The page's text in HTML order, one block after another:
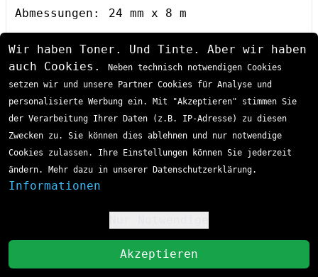
Abmessungen:
24 mm x 8 m
EAN / GTIN:
4977766684736
Produkttyp:
P-Touch Farbband
Passende Drucker:
BrotherP-Touch
Beschriftungsgerät
P-Touch
9500 PC
P-Touch9700 PC
P-Touch9800 PCN
P-Touch RL 700 S
Das Brother HGE-M951V5 P-Touch Farbband ist ein
professionelle Beschriftungslösungen für
industrielle Anwendungen und wird im praktischen
Sofort lieferbar
98,45 €
In den Einkaufswagen
Wir haben Toner. Und Tinte. Aber wir haben
auch Cookies.
Neben technisch notwendigen Cookies
setzen wir und unsere Partner Cookies für Analyse und
personalisierte Werbung ein. Mit "Akzeptieren" stimmen Sie
der Verarbeitung Ihrer Daten (z.B. IP-Adresse) zu diesen
Zwecken zu. Sie können dies ablehnen und nur notwendige
Cookies zulassen. Ihre Einstellungen können Sie jederzeit
ändern. Mehr dazu in unserer Datenschutzerklärung.
Informationen
Akzeptieren